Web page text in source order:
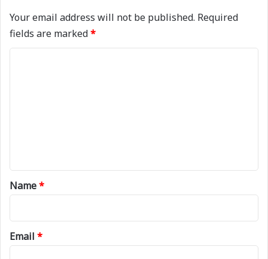
Your email address will not be published. Required
fields are marked*
*
Name*
Email *